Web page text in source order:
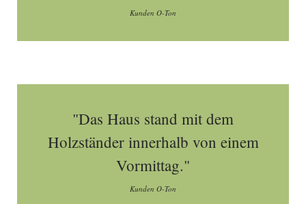
Kunden O-Ton
"Das Haus stand mit dem
Holzständer innerhalb von einem
Vormittag."
Kunden O-Ton